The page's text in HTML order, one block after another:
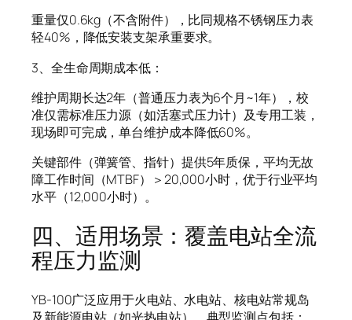
重量仅0.6kg（不含附件），比同规格不锈钢压力表
轻40%，降低安装支架承重要求。
3、全生命周期成本低：
维护周期长达2年（普通压力表为6个月~1年），校
准仅需标准压力源（如活塞式压力计）及专用工装，
现场即可完成，单台维护成本降低60%。
关键部件（弹簧管、指针）提供5年质保，平均无故
障工作时间（MTBF）＞20,000小时，优于行业平均
水平（12,000小时）。
四、适用场景：覆盖电站全流
程压力监测
YB-100广泛应用于火电站、水电站、核电站常规岛